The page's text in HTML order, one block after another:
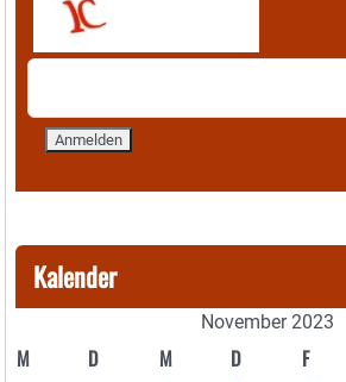
Kalender
November 2023
M D M D F